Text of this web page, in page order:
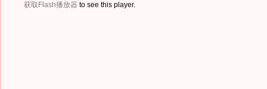
获取Flash播放器 to see this player.